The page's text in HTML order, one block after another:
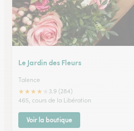
Le Jardin des Fleurs
Talence
★★★★
3.9 (284)
465, cours de la Libération
Voir la boutique